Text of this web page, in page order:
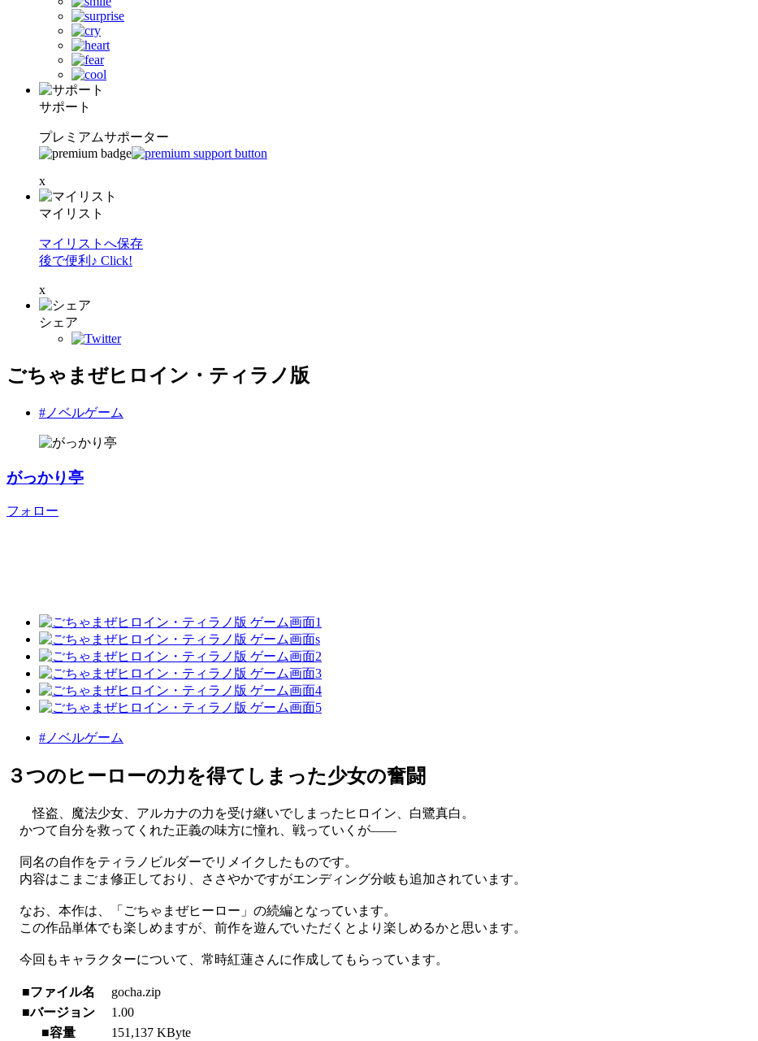
サポート
プレミアムサポーター
x
マイリスト
マイリストへ保存
後で便利♪ Click!
x
シェア
ごちゃまぜヒロイン・ティラノ版
#ノベルゲーム
がっかり亭
フォロー
#ノベルゲーム
３つのヒーローの力を得てしまった少女の奮闘
怪盗、魔法少女、アルカナの力を受け継いでしまったヒロイン、白鷺真白。
かつて自分を救ってくれた正義の味方に憧れ、戦っていくが――
同名の自作をティラノビルダーでリメイクしたものです。
内容はこまごま修正しており、ささやかですがエンディング分岐も追加されています。
なお、本作は、「ごちゃまぜヒーロー」の続編となっています。
この作品単体でも楽しめますが、前作を遊んでいただくとより楽しめるかと思います。
今回もキャラクターについて、常時紅蓮さんに作成してもらっています。
■ファイル名
gocha.zip
■バージョン
1.00
■容量
151,137 KByte